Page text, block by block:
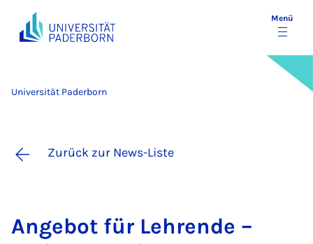
Menü
Universität Paderborn
Zurück zur News-Liste
An­ge­bot für Leh­ren­de –